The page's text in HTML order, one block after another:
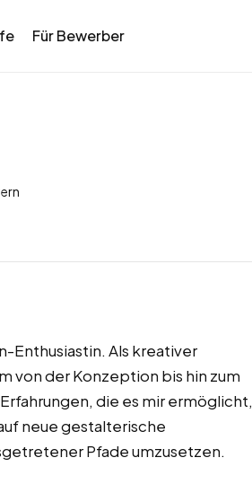
Für Bewerber
Enthusiastin. Als kreativer
von der Konzeption bis hin zum
die es mir ermöglicht,
neue gestalterische
Pfade umzusetzen.